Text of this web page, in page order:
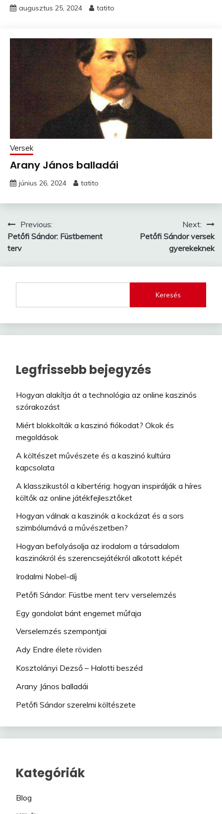
augusztus 25, 2024 tatito
Versek
Arany János balladái
június 26, 2024 tatito
Bejegyzés
navigáció
Previous:
Petőfi Sándor: Füstbement
terv
Next:
Petőfi Sándor versek
gyerekeknek
Keresés
Legfrissebb bejegyzés
Hogyan alakítja át a technológia az online kaszinós
szórakozást
Miért blokkolták a kaszinó fiókodat? Okok és
megoldások
A költészet művészete és a kaszinó kultúra
kapcsolata
A klasszikustól a kibertérig: hogyan inspirálják a híres
költők az online játékfejlesztőket
Hogyan válnak a kaszinók a kockázat és a sors
szimbólumává a művészetben?
Hogyan befolyásolja az irodalom a társadalom
kaszinókról és szerencsejátékról alkotott képét
Irodalmi Nobel-díj
Petőfi Sándor: Füstbe ment terv verselemzés
Egy gondolat bánt engemet műfaja
Verselemzés szempontjai
Ady Endre élete röviden
Kosztolányi Dezső – Halotti beszéd
Arany János balladái
Petőfi Sándor szerelmi költészete
Kategóriák
Blog